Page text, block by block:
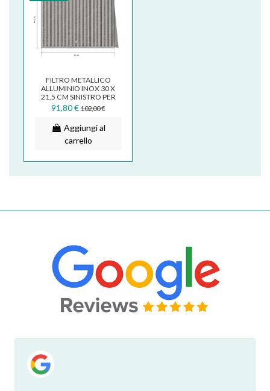
FILTRO METALLICO
ALLUMINIO INOX 30 X
21,5 CM SINISTRO PER
CAPPA FABER NO DRIP
133.0640.833
91,80 € 102,00 €
Aggiungi al
carrello